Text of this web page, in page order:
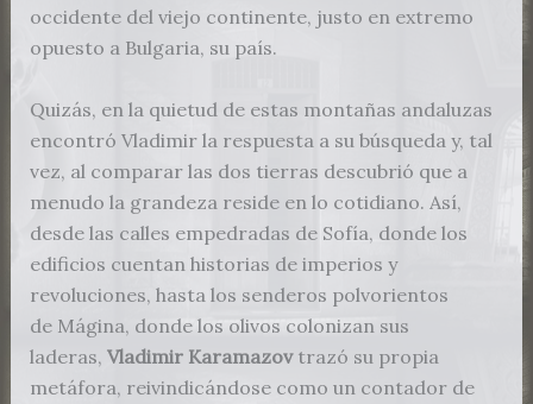
occidente del viejo continente, justo en extremo
opuesto a Bulgaria, su país.
Quizás, en la quietud de estas montañas andaluzas
encontró Vladimir la respuesta a su búsqueda y, tal
vez, al comparar las dos tierras descubrió que a
menudo la grandeza reside en lo cotidiano. Así,
desde las calles empedradas de Sofía, donde los
edificios cuentan historias de imperios y
revoluciones, hasta los senderos polvorientos
de Mágina, donde los olivos colonizan sus
laderas, Vladimir Karamazovtrazó su propia
metáfora, reivindicándose como un contador de